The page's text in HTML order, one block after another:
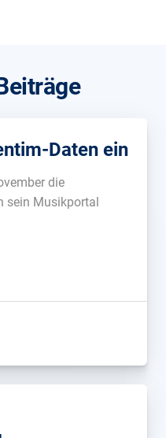
Daten ein
die
sein Musikportal